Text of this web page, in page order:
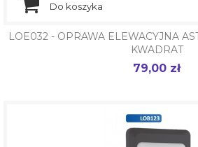
Do koszyka
LOE032 - OPRAWA ELEWACYJNA
KWADRAT
Cena
79,00 zł